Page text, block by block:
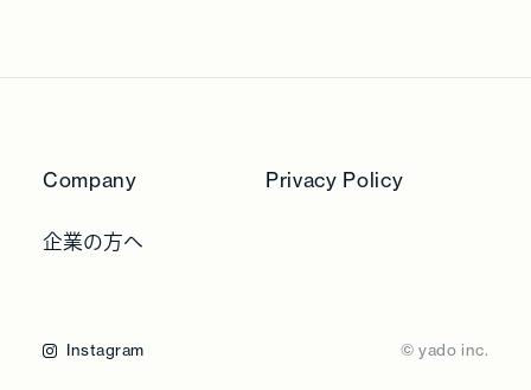
Company Privacy Policy
企業の方へ
Instagram © yado inc.